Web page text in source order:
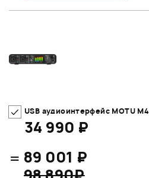
USB аудиоинтерфейс MOTU M4
34 990 ₽
= 89 001 ₽